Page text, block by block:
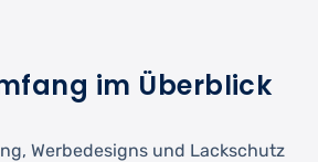
im Überblick
Werbedesigns und Lackschutz